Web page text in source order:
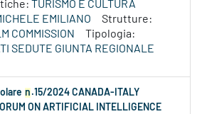
TURISMO E CULTURA
EMILIANO
Strutture:
COMMISSION
Tipologia:
SEDUTE GIUNTA REGIONALE
n .15/2024 CANADA-ITALY
ON ARTIFICIAL INTELLIGENCE